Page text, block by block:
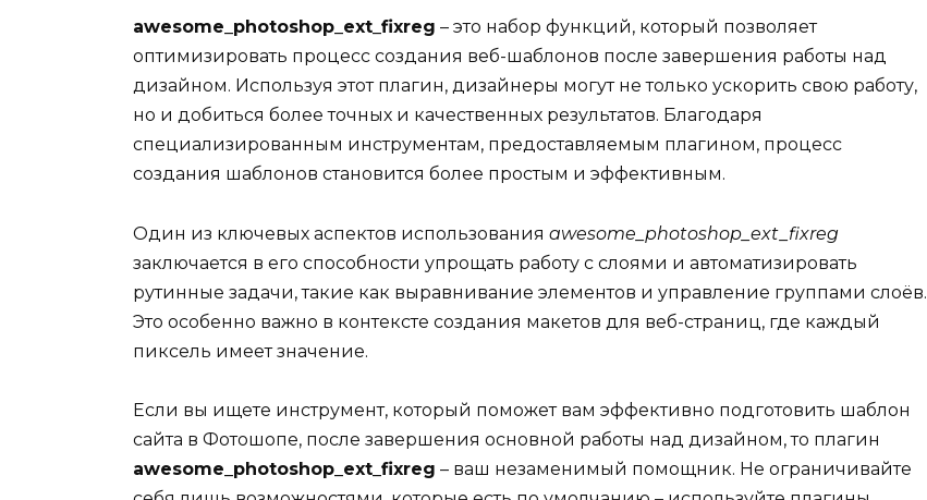
awesome_photoshop_ext_fixreg – это набор функций, который позволяет
оптимизировать процесс создания веб-шаблонов после завершения работы над
дизайном. Используя этот плагин, дизайнеры могут не только ускорить свою работу,
но и добиться более точных и качественных результатов. Благодаря
специализированным инструментам, предоставляемым плагином, процесс
создания шаблонов становится более простым и эффективным.
Один из ключевых аспектов использования awesome_photoshop_ext_fixreg
заключается в его способности упрощать работу с слоями и автоматизировать
рутинные задачи, такие как выравнивание элементов и управление группами слоёв.
Это особенно важно в контексте создания макетов для веб-страниц, где каждый
пиксель имеет значение.
Если вы ищете инструмент, который поможет вам эффективно подготовить шаблон
сайта в Фотошопе, после завершения основной работы над дизайном, то плагин
awesome_photoshop_ext_fixreg – ваш незаменимый помощник. Не ограничивайте